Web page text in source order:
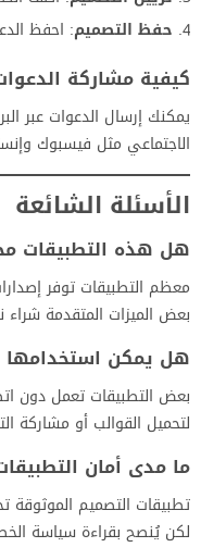
حفظ التصميم: احفظ
كيفية مشاركة
يمكنك إرسال الدعوات عبر
الاجتماعي مثل فيسبوك
الأسئلة الشائعة
هل هذه التطبيقات
معظم التطبيقات توفر
بعض الميزات المتقدمة
هل يمكن استخدامها
بعض التطبيقات تعمل دون
لتحميل القوالب أو مشاركة
ما مدى أمان
تطبيقات التصميم
لكن يُنصح بقراءة سياسة